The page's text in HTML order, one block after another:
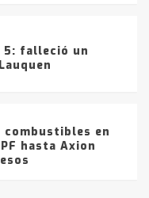
5: falleció un
combustibles en
hasta Axion